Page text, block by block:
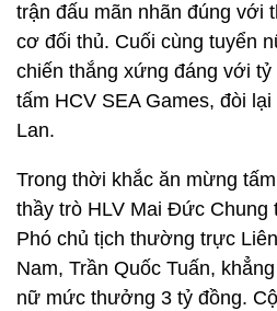
trận đấu mãn nhãn đúng với
cơ đối thủ. Cuối cùng tuyển
chiến thắng xứng đáng với
tấm HCV SEA Games, đòi
Lan.
Trong thời khắc ăn mừng
thầy trò HLV Mai Đức Chung
Phó chủ tịch thường trực
Nam, Trần Quốc Tuấn,
nữ mức thưởng 3 tỷ đồng.